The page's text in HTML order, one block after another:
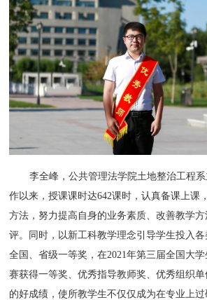
李全峰，公共管理法学院土地整治工程
作以来，授课课时达642课时，认真备课上课
方法，努力提高自身的业务素质、改善教学
评。同时，以新工科教学理念引导学生投入
全国、省级一等奖，在2021年第三届全国大
赛获得一等奖、优秀指导教师奖、优秀组织
的好成绩，使所教学生不仅仅成为在专业上